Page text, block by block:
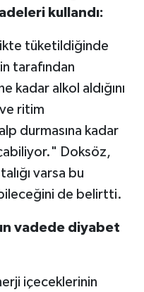
kullandı:
tüketildiğinde
tarafından
kadar alkol aldığını
ve ritim
durmasına kadar
Doksöz,
varsa bu
de belirtti.
vadede diyabet
içeceklerinin